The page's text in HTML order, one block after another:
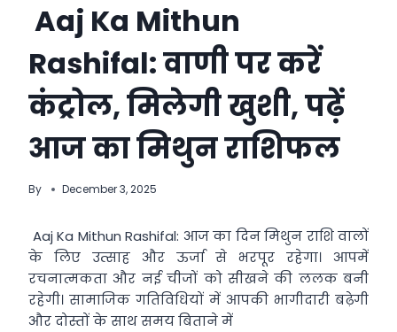
Aaj Ka Mithun
Rashifal: वाणी पर करें
कंट्रोल, मिलेगी खुशी, पढ़ें
आज का मिथुन राशिफल
By December 3, 2025
Aaj Ka Mithun Rashifal: आज का दिन मिथुन राशि वालों
के लिए उत्साह और ऊर्जा से भरपूर रहेगा। आपमें
रचनात्मकता और नई चीजों को सीखने की ललक बनी
रहेगी। सामाजिक गतिविधियों में आपकी भागीदारी बढ़ेगी
और दोस्तों के साथ समय बिताने में